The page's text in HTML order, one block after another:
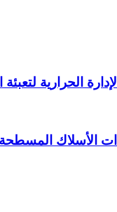
الإدارة الحرارية